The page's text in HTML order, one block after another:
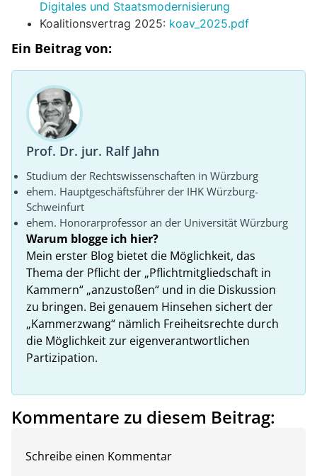
Digitales und Staatsmodernisierung
Koalitionsvertrag 2025: koav_2025.pdf
Ein Beitrag von:
Prof. Dr. jur. Ralf Jahn
Studium der Rechtswissenschaften in Würzburg
ehem. Hauptgeschäftsführer der IHK Würzburg-
Schweinfurt
ehem. Honorarprofessor an der Universität Würzburg
Warum blogge ich hier?
Mein erster Blog bietet die Möglichkeit, das
Thema der Pflicht der „Pflichtmitgliedschaft in
Kammern“ „anzustoßen“ und in die Diskussion
zu bringen. Bei genauem Hinsehen sichert der
„Kammerzwang“ nämlich Freiheitsrechte durch
die Möglichkeit zur eigenverantwortlichen
Partizipation.
Kommentare zu diesem Beitrag:
Schreibe einen Kommentar